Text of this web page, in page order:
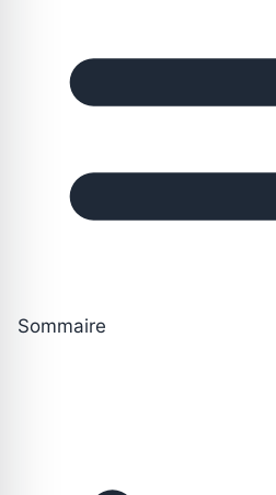
Sommaire